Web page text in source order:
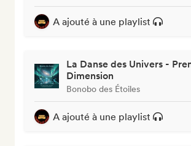
A ajouté à une playlist
La Danse des Univers -
Dimension
Bonobo des Étoiles
A ajouté à une playlist